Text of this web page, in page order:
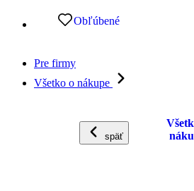
Obľúbené
Pre firmy
Všetko o nákupe
späť